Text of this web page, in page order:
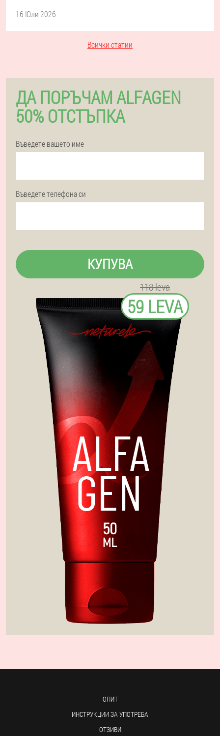
16 Юли 2026
Всички статии
ДА ПОРЪЧАМ ALFAGEN
50% ОТСТЪПКА
Въведете вашето име
Въведете телефона си
КУПУВА
118 leva
59 LEVA
ОПИТ
ИНСТРУКЦИИ ЗА УПОТРЕБА
ОТЗИВИ